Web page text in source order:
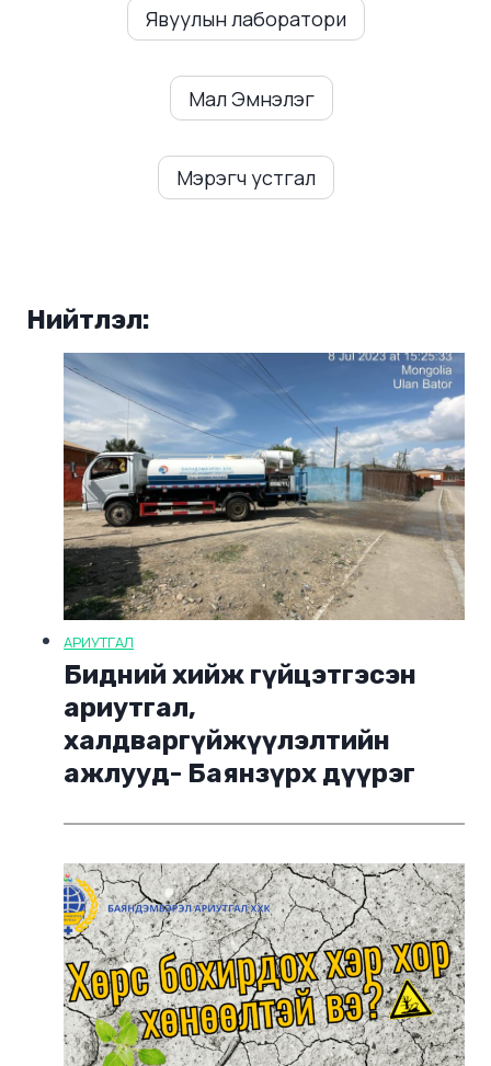
Явуулын лаборатори
Мал Эмнэлэг
Мэрэгч устгал
Нийтлэл:
АРИУТГАЛ
Бидний хийж гүйцэтгэсэн
ариутгал,
халдваргүйжүүлэлтийн
ажлууд- Баянзүрх дүүрэг